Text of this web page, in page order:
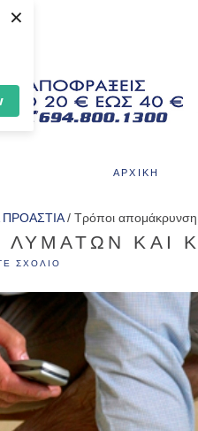
×
ΑΡΧΙΚΗ
ΠΡΟΑΣΤΙΑ / Τρόποι απομάκρυνση
ΚΑΙ
ΣΧΟΛΙΟ